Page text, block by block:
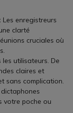
Les enregistreurs
clarté
cruciales où
utilisateurs. De
claires et
sans complication.
votre poche ou